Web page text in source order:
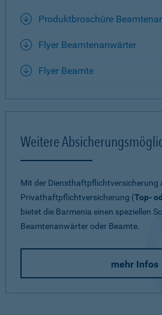
Produktbroschüre
Flyer Beamtenanwärter
Flyer Beamte
Weitere
Mit der Diensthaftpflichtversicherung
Privathaftpflichtversicherung (Top-
bietet die Barmenia einen speziellen
Beamtenanwärter oder Beamte.
mehr Infos